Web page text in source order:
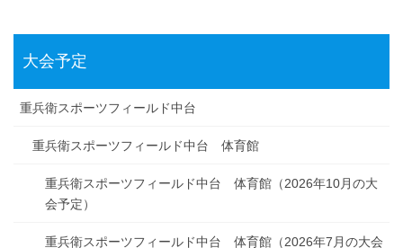
大会予定
重兵衛スポーツフィールド中台
重兵衛スポーツフィールド中台 体育館
重兵衛スポーツフィールド中台 体育館（2026年10月の大
会予定）
重兵衛スポーツフィールド中台 体育館（2026年7月の大会